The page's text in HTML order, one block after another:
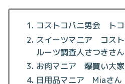
コストコバニ男会 ト
スイーツマニア コス
ルーツ調査人さつきさん
お肉マニア 爆買い大
日用品マニア Miaさん